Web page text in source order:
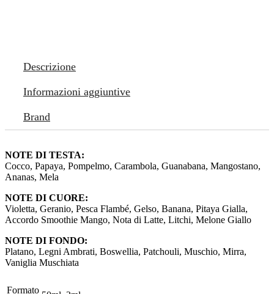
Descrizione
Informazioni aggiuntive
Brand
NOTE DI TESTA:
Cocco, Papaya, Pompelmo, Carambola, Guanabana, Mangostano,
Ananas, Mela
NOTE DI CUORE:
Violetta, Geranio, Pesca Flambé, Gelso, Banana, Pitaya Gialla,
Accordo Smoothie Mango, Nota di Latte, Litchi, Melone Giallo
NOTE DI FONDO:
Platano, Legni Ambrati, Boswellia, Patchouli, Muschio, Mirra,
Vaniglia Muschiata
Formato